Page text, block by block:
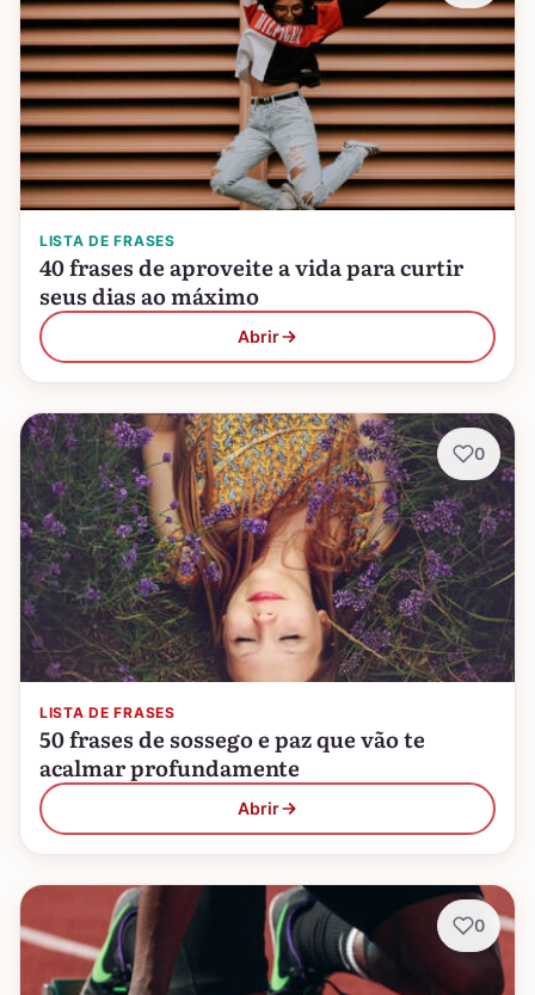
LISTA DE FRASES
40 frases de aproveite a vida para curtir
seus dias ao máximo
Abrir
LISTA DE FRASES
50 frases de sossego e paz que vão te
acalmar profundamente
Abrir
0
0